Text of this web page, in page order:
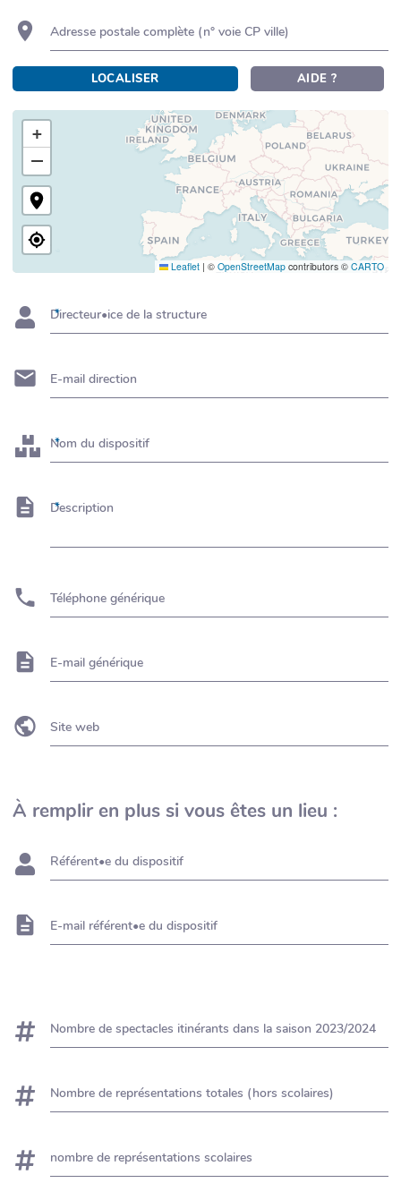
Adresse postale complète (n° voie CP ville)
LOCALISER AIDE ?
+
−
Leaflet | © OpenStreetMap contributors © CARTO
Directeur•ice de la structure
E-mail direction
Nom du dispositif
Description
Téléphone générique
E-mail générique
Site web
À remplir en plus si vous êtes un lieu :
Référent•e du dispositif
E-mail référent•e du dispositif
Nombre de spectacles itinérants dans la saison 2023/2024
Nombre de représentations totales (hors scolaires)
nombre de représentations scolaires